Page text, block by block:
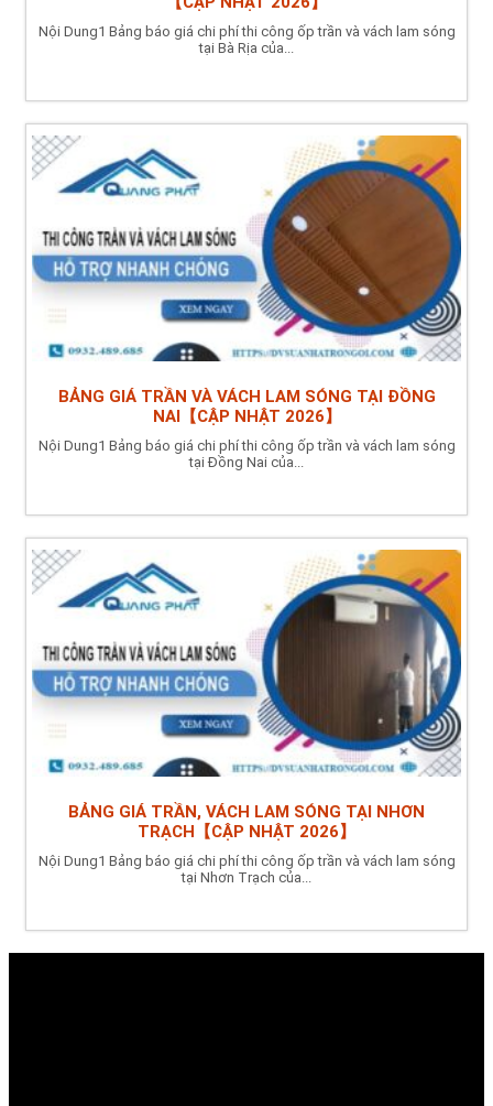
Nội Dung1 Bảng báo giá chi phí thi công ốp trần và vách lam sóng
tại Bà Rịa của...
BẢNG GIÁ TRẦN VÀ VÁCH LAM SÓNG TẠI ĐỒNG
NAI【CẬP NHẬT 2026】
Nội Dung1 Bảng báo giá chi phí thi công ốp trần và vách lam sóng
tại Đồng Nai của...
BẢNG GIÁ TRẦN, VÁCH LAM SÓNG TẠI NHƠN
TRẠCH【CẬP NHẬT 2026】
Nội Dung1 Bảng báo giá chi phí thi công ốp trần và vách lam sóng
tại Nhơn Trạch của...